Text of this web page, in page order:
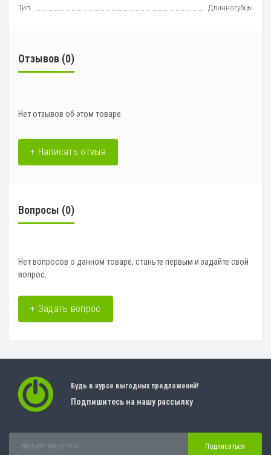
Тип
Длинногубцы
Отзывов (0)
Нет отзывов об этом товаре.
+ Написать отзыв
Вопросы (0)
Нет вопросов о данном товаре, станьте первым и задайте свой
вопрос.
+ Задать вопрос
Будь в курсе выгодных предложений!
Подпишитесь на нашу рассылку
Подписаться